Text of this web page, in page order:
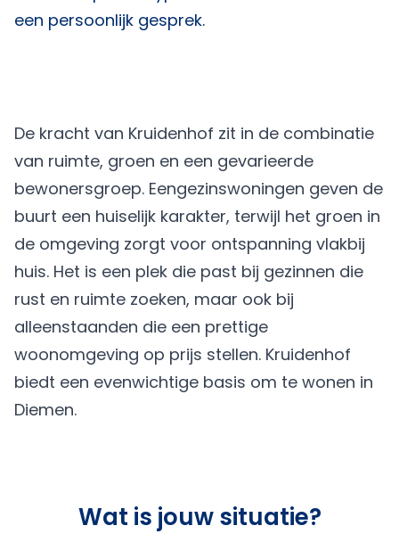
een persoonlijk gesprek.
De kracht van Kruidenhof zit in de combinatie
van ruimte, groen en een gevarieerde
bewonersgroep. Eengezinswoningen geven de
buurt een huiselijk karakter, terwijl het groen in
de omgeving zorgt voor ontspanning vlakbij
huis. Het is een plek die past bij gezinnen die
rust en ruimte zoeken, maar ook bij
alleenstaanden die een prettige
woonomgeving op prijs stellen. Kruidenhof
biedt een evenwichtige basis om te wonen in
Diemen.
Wat is jouw situatie?